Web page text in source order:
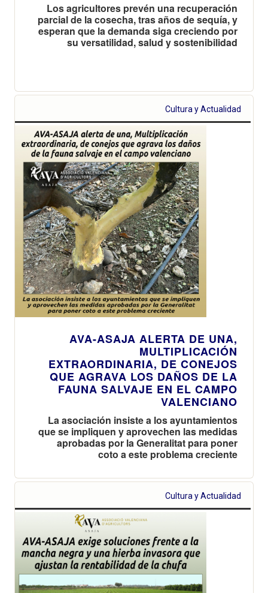
Los agricultores prevén una recuperación
parcial de la cosecha, tras años de sequía, y
esperan que la demanda siga creciendo por
su versatilidad, salud y sostenibilidad
Cultura y Actualidad
AVA-ASAJA ALERTA DE UNA,
MULTIPLICACIÓN
EXTRAORDINARIA, DE CONEJOS
QUE AGRAVA LOS DAÑOS DE LA
FAUNA SALVAJE EN EL CAMPO
VALENCIANO
La asociación insiste a los ayuntamientos
que se impliquen y aprovechen las medidas
aprobadas por la Generalitat para poner
coto a este problema creciente
Cultura y Actualidad